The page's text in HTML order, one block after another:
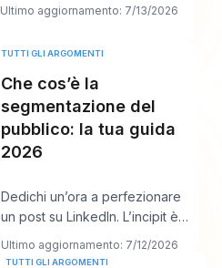
un’azienda in
Ultimo aggiornamento: 7/13/2026
TUTTI GLI ARGOMENTI
Che cos’è la
segmentazione del
pubblico: la tua guida
2026
Dedichi un’ora a perfezionare
un post su LinkedIn. L’incipit è
forte. L’intuizione è solida. Premi
p
Ultimo aggiornamento: 7/12/2026
TUTTI GLI ARGOMENTI